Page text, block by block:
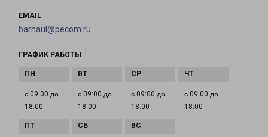
EMAIL
barnaul@pecom.ru
ГРАФИК РАБОТЫ
с 09:00 до
18:00
с 09:00 до
18:00
с 09:00 до
18:00
с 09:00 до
18:00